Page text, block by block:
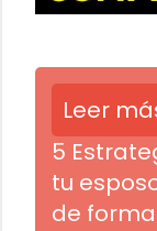
Leer
5
tu
de